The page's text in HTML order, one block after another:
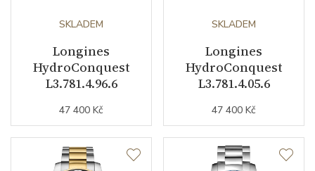
Doplňující údaje
Modelová řada HydroConquest
SKLADEM
Longines
HydroConquest
L3.781.4.96.6
47 400 Kč
SKLADEM
Longines
HydroConquest
L3.781.4.05.6
47 400 Kč